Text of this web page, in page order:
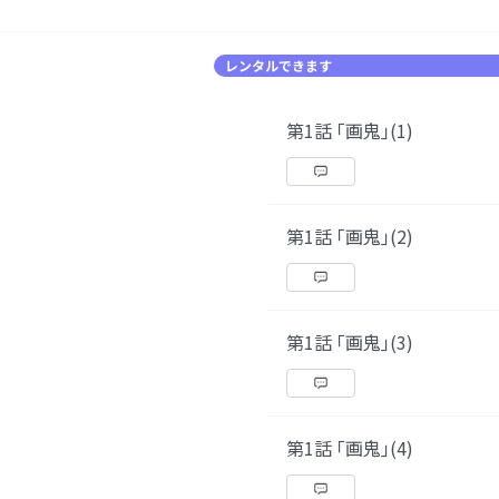
レンタルできます
第1話 ｢画鬼｣(1)
第1話 ｢画鬼｣(2)
第1話 ｢画鬼｣(3)
第1話 ｢画鬼｣(4)